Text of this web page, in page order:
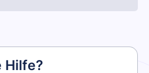
Hilfe?